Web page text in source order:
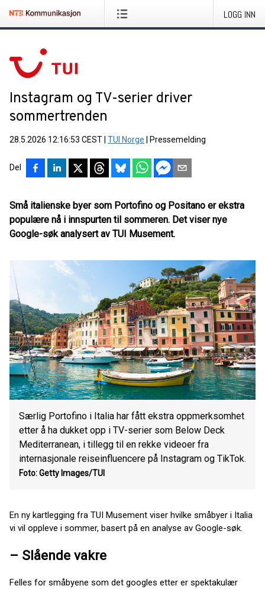
LOGG INN
Instagram og TV-serier driver
sommertrenden
28.5.2026 12:16:53 CEST TUI Norge Pressemelding
Del
Små italienske byer som Portofino og Positano er ekstra
populære nå i innspurten til sommeren. Det viser nye
Google-søk analysert av TUI Musement.
Særlig Portofino i Italia har fått ekstra oppmerksomhet
etter å ha dukket opp i TV-serier som Below Deck
Mediterranean, i tillegg til en rekke videoer fra
internasjonale reiseinfluencere på Instagram og TikTok.
Foto: Getty Images/TUI
En ny kartlegging fra TUI Musement viser hvilke småbyer i Italia
vi vil oppleve i sommer, basert på en analyse av Google-søk.
– Slående vakre
Felles for småbyene som det googles etter er spektakulær